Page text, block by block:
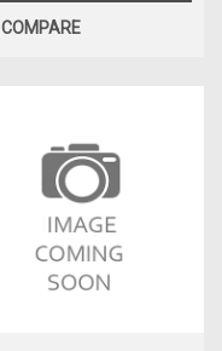
COMPARE